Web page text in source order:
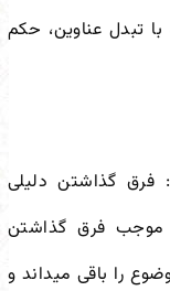
تبدل عناوین، حکم
فرق گذاشتن دلیلی
موجب فرق گذاشتن
را باقی میداند و